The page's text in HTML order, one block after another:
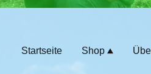
Startseite Shop